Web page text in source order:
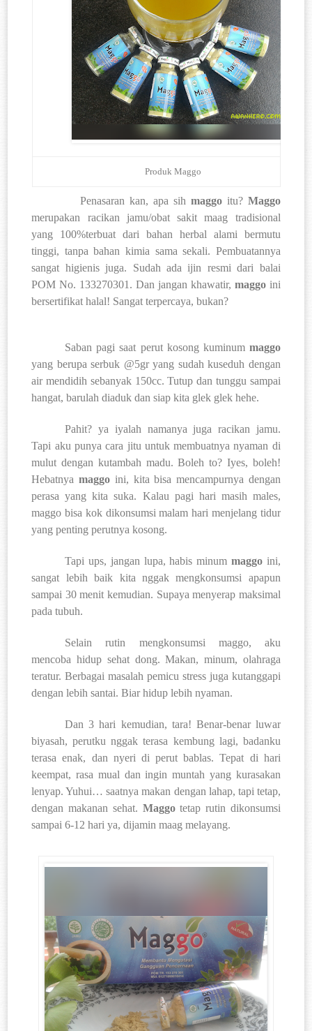
Produk Maggo
Penasaran kan, apa sih maggoitu? Maggo
merupakan racikan jamu/obat sakit maag tradisional
yang 100%terbuat dari bahan herbal alami bermutu
tinggi, tanpa bahan kimia sama sekali. Pembuatannya
sangat higienis juga. Sudah ada ijin resmi dari balai
POM No. 133270301. Dan jangan khawatir, maggoini
bersertifikat halal! Sangat terpercaya, bukan?
Saban pagi saat perut kosong kuminum maggo
yang berupa serbuk @5gr yang sudah kuseduh dengan
air mendidih sebanyak 150cc. Tutup dan tunggu sampai
hangat, barulah diaduk dan siap kita glek glek hehe.
Pahit? ya iyalah namanya juga racikan jamu.
Tapi aku punya cara jitu untuk membuatnya nyaman di
mulut dengan kutambah madu. Boleh to? Iyes, boleh!
Hebatnya maggoini, kita bisa mencampurnya dengan
perasa yang kita suka. Kalau pagi hari masih males,
maggo bisa kok dikonsumsi malam hari menjelang tidur
yang penting perutnya kosong.
Tapi ups, jangan lupa, habis minum maggo ini,
sangat lebih baik kita nggak mengkonsumsi apapun
sampai 30 menit kemudian. Supaya menyerap maksimal
pada tubuh.
Selain rutin mengkonsumsi maggo, aku
mencoba hidup sehat dong. Makan, minum, olahraga
teratur. Berbagai masalah pemicu stress juga kutanggapi
dengan lebih santai. Biar hidup lebih nyaman.
Dan 3 hari kemudian, tara! Benar-benar luwar
biyasah, perutku nggak terasa kembung lagi, badanku
terasa enak, dan nyeri di perut bablas. Tepat di hari
keempat, rasa mual dan ingin muntah yang kurasakan
lenyap. Yuhui… saatnya makan dengan lahap, tapi tetap,
dengan makanan sehat. Maggotetap rutin dikonsumsi
sampai 6-12 hari ya, dijamin maag melayang.